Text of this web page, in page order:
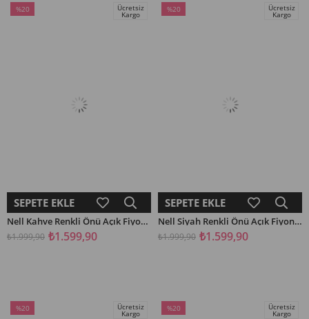
SEPETE EKLE
%20
Ücretsiz
Kargo
Nell Kahve Renkli Önü Açık Fiyonk Detaylı Terlik
₺1.599,90
₺1.999,90
SEPETE EKLE
%20
Ücretsiz
Kargo
Nell Siyah Renkli Önü Açık Fiyonk Detaylı Terlik
₺1.599,90
₺1.999,90
%20
Ücretsiz
Kargo
%20
Ücretsiz
Kargo